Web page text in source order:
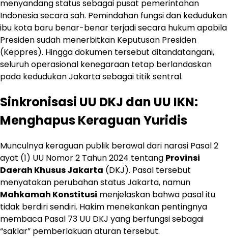
menyandang status sebagai pusat pemerintahan
Indonesia secara sah. Pemindahan fungsi dan kedudukan
ibu kota baru benar-benar terjadi secara hukum apabila
Presiden sudah menerbitkan Keputusan Presiden
(Keppres). Hingga dokumen tersebut ditandatangani,
seluruh operasional kenegaraan tetap berlandaskan
pada kedudukan Jakarta sebagai titik sentral.
Sinkronisasi UU DKJ dan UU IKN:
Menghapus Keraguan Yuridis
Munculnya keraguan publik berawal dari narasi Pasal 2
ayat (1) UU Nomor 2 Tahun 2024 tentang Provinsi
Daerah Khusus Jakarta (DKJ). Pasal tersebut
menyatakan perubahan status Jakarta, namun
Mahkamah Konstitusi menjelaskan bahwa pasal itu
tidak berdiri sendiri. Hakim menekankan pentingnya
membaca Pasal 73 UU DKJ yang berfungsi sebagai
“saklar” pemberlakuan aturan tersebut.